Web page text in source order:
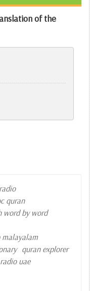
of the
quran
word by word
quran explorer
uae